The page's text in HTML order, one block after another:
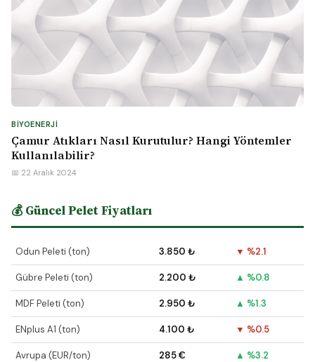
BIYOENERJI
Çamur Atıkları Nasıl Kurutulur? Hangi Yöntemler
Kullanılabilir?
📅 22 Aralık 2024
💰 Güncel Pelet Fiyatları
Odun Peleti (ton) 3.850 ₺ ▼ %2.1
Gübre Peleti (ton) 2.200 ₺ ▲ %0.8
MDF Peleti (ton) 2.950 ₺ ▲ %1.3
ENplus A1 (ton) 4.100 ₺ ▼ %0.5
Avrupa (EUR/ton) 285 € ▲ %3.2